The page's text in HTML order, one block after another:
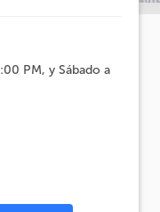
PM, y Sábado a